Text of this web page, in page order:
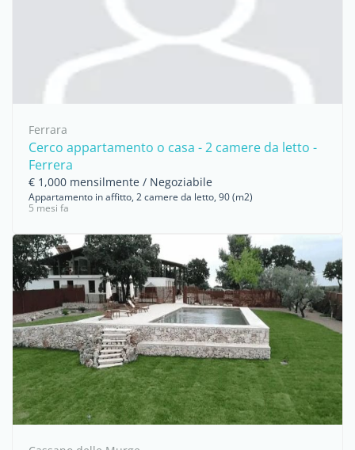
Ferrara
Cerco appartamento o casa - 2 camere da letto -
Ferrera
€ 1,000 mensilmente / Negoziabile
Appartamento in affitto, 2 camere da letto, 90 (m2)
5 mesi fa